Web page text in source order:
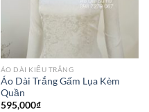
ÁO DÀI KIỂU TRẮNG
Áo Dài Trắng Gấm Lụa Kèm
Quần
595,000₫